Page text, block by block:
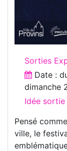
Sorties
Date :
dimanche
Idée
Pensé
ville, le